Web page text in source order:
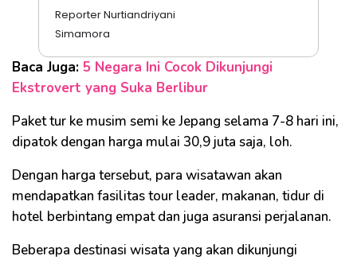
Reporter Nurtiandriyani
Simamora
Baca Juga: 5 Negara Ini Cocok Dikunjungi
Ekstrovert yang Suka Berlibur
Paket tur ke musim semi ke Jepang selama 7-8 hari ini,
dipatok dengan harga mulai 30,9 juta saja, loh.
Dengan harga tersebut, para wisatawan akan
mendapatkan fasilitas tour leader, makanan, tidur di
hotel berbintang empat dan juga asuransi perjalanan.
Beberapa destinasi wisata yang akan dikunjungi